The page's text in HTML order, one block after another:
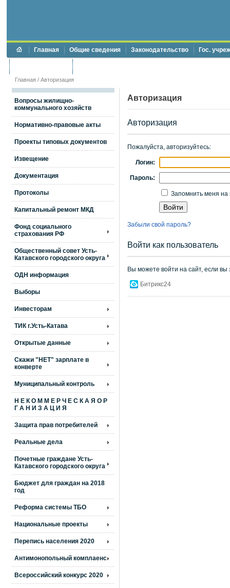
Главная Общие сведения Законодательство Гос.
Главная / Авторизация
Вопросы жилищно-
коммунального хозяйств
Нормативно-правовые акты
Проекты типовых документов
Извещение
Документация
Протоколы
Капитальный ремонт МКД
Фонд социального
страхования РФ
Общественный совет Усть-
Катавского городского округа
ОДН информация
Выборы
Инвесторам
ТИК г.Усть-Катава
Открытые данные
Скажи "НЕТ" зарплате в
конверте
Муниципальный контроль
Н Е К О М М Е Р Ч Е С К А Я О Р
Г А Н И З А Ц И Я
Защита прав потребителей
Реальные дела
Почетные граждане Усть-
Катавского городского округа
Бюджет для граждан на 2018
год
Реформа системы ТБО
Национальные проекты
Перепись населения 2020
Антимонопольный комплаенс
Всероссийский конкурс 2020
Авторизация
Авторизация
Пожалуйста, авторизуйтесь:
Логин:
Пароль:
Запомнить меня на
Забыли свой пароль?
Войти как пользователь
Вы можете войти на сайт, если вы
Битрикс24